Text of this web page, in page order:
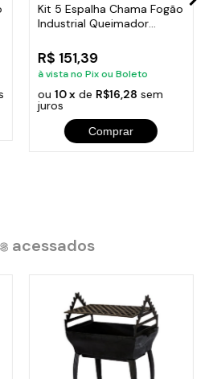
Queimador Simples Ferro
Kit 5 Espalha Chama Fogão
Industrial Queimador
R$ 151,39
à vista no Pix ou Boleto
ou 10 xde R$16,28 sem
juros
Comprar
acessados